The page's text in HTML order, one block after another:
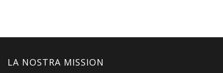
LA NOSTRA MISSION